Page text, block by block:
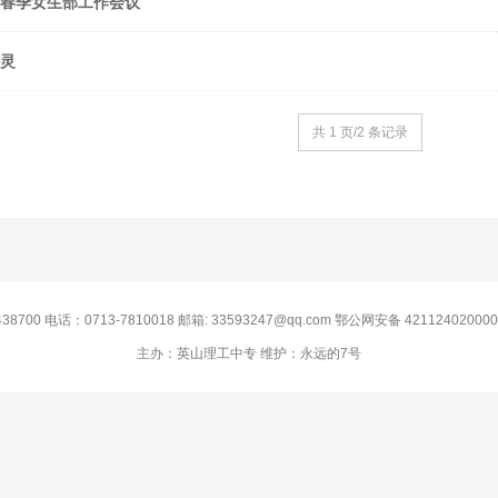
共 1 页/2 条记录
电话：0713-7810018 邮箱: 33593247@qq.com 鄂公网安备
主办：英山理工中专 维护：永远的7号